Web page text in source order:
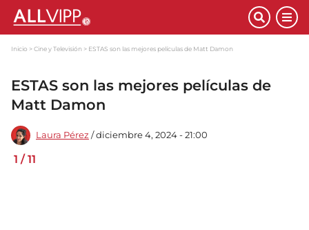
Inicio Cine y Televisión ESTAS son las mejores películas de Matt Damon
ESTAS son las mejores películas de
Matt Damon
Laura Pérez / diciembre 4, 2024 - 21:00
1 /11